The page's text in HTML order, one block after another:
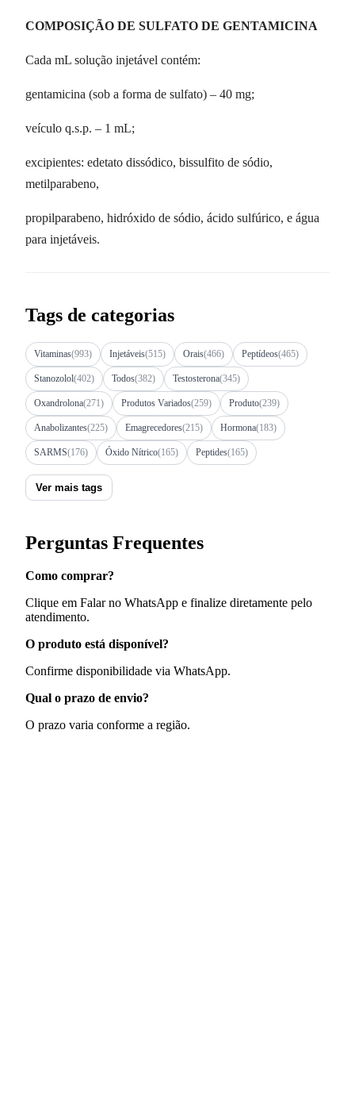
COMPOSIÇÃO DE SULFATO DE GENTAMICINA
Cada mL solução injetável contém:
gentamicina (sob a forma de sulfato) – 40 mg;
veículo q.s.p. – 1 mL;
excipientes: edetato dissódico, bissulfito de sódio,
metilparabeno,
propilparabeno, hidróxido de sódio, ácido sulfúrico, e água
para injetáveis.
Tags de categorias
Vitaminas(993) Injetáveis(515) Orais(466) Peptídeos(465)
Stanozolol(402) Todos(382) Testosterona(345)
Oxandrolona(271) Produtos Variados(259) Produto(239)
Anabolizantes(225) Emagrecedores(215) Hormona(183)
SARMS(176) Óxido Nítrico(165) Peptides(165)
Ver mais tags
Perguntas Frequentes
Como comprar?
Clique em Falar no WhatsApp e finalize diretamente pelo
atendimento.
O produto está disponível?
Confirme disponibilidade via WhatsApp.
Qual o prazo de envio?
O prazo varia conforme a região.